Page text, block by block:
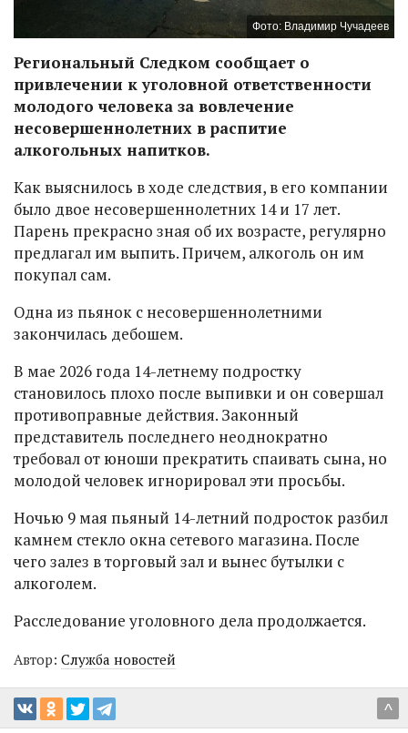
Фото: Владимир Чучадеев
Региональный Следком сообщает о
привлечении к уголовной ответственности
молодого человека за вовлечение
несовершеннолетних в распитие
алкогольных напитков.
Как выяснилось в ходе следствия, в его компании
было двое несовершеннолетних 14 и 17 лет.
Парень прекрасно зная об их возрасте, регулярно
предлагал им выпить. Причем, алкоголь он им
покупал сам.
Одна из пьянок с несовершеннолетними
закончилась дебошем.
В мае 2026 года 14-летнему подростку
становилось плохо после выпивки и он совершал
противоправные действия. Законный
представитель последнего неоднократно
требовал от юноши прекратить спаивать сына, но
молодой человек игнорировал эти просьбы.
Ночью 9 мая пьяный 14-летний подросток разбил
камнем стекло окна сетевого магазина. После
чего залез в торговый зал и вынес бутылки с
алкоголем.
Расследование уголовного дела продолжается.
Автор: Служба новостей
^